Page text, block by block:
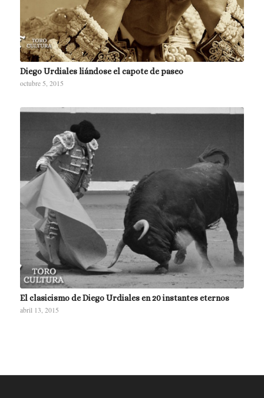
Diego Urdiales liándose el capote de paseo
octubre 5, 2015
El clasicismo de Diego Urdiales en 20 instantes eternos
abril 13, 2015